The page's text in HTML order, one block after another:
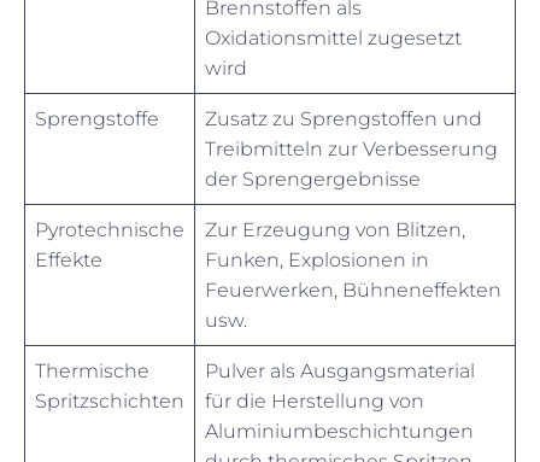
Brennstoffen als
Oxidationsmittel zugesetzt
wird
Sprengstoffe
Zusatz zu Sprengstoffen und
Treibmitteln zur Verbesserung
der Sprengergebnisse
Pyrotechnische
Effekte
Zur Erzeugung von Blitzen,
Funken, Explosionen in
Feuerwerken, Bühneneffekten
usw.
Thermische
Spritzschichten
Pulver als Ausgangsmaterial
für die Herstellung von
Aluminiumbeschichtungen